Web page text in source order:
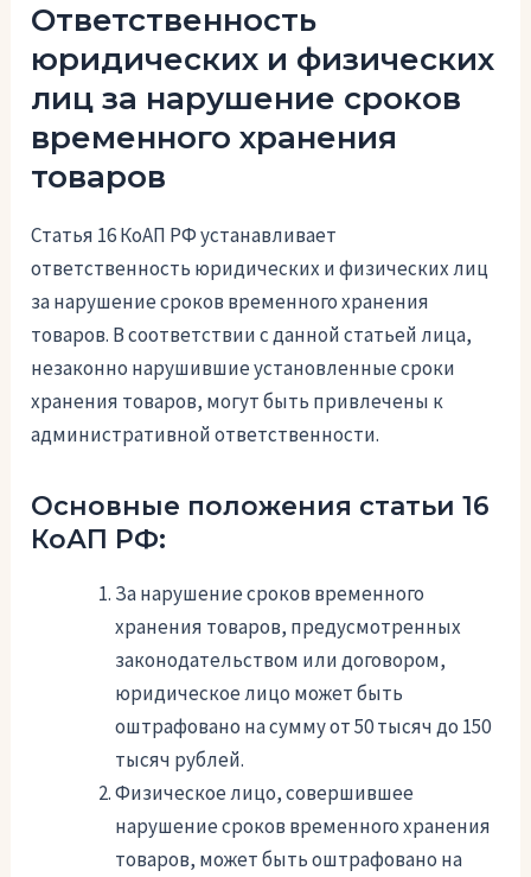
Ответственность
юридических и физических
лиц за нарушение сроков
временного хранения
товаров
Статья 16 КоАП РФ устанавливает
ответственность юридических и физических лиц
за нарушение сроков временного хранения
товаров. В соответствии с данной статьей лица,
незаконно нарушившие установленные сроки
хранения товаров, могут быть привлечены к
административной ответственности.
Основные положения статьи 16
КоАП РФ:
За нарушение сроков временного
хранения товаров, предусмотренных
законодательством или договором,
юридическое лицо может быть
оштрафовано на сумму от 50 тысяч до 150
тысяч рублей.
Физическое лицо, совершившее
нарушение сроков временного хранения
товаров, может быть оштрафовано на